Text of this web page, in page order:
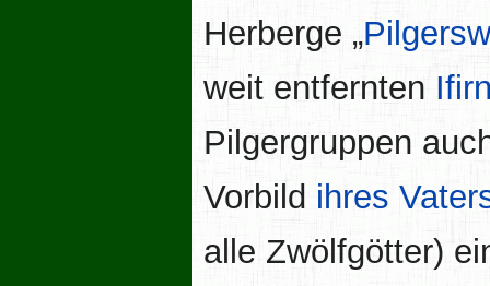
Herberge „
weit entfernten
Pilgergruppen
Vorbild ihres
alle Zwölfgötter)